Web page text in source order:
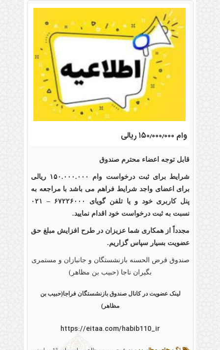
وام ۱۵۰٫۰۰۰٫۰۰۰ ریالی
قابل توجه اعضاء محترم صندوق
شرایط برای ثبت درخواست وام ۱۵۰.۰۰۰.۰۰۰ ریالی
برای اعضای واجد شرایط فراهم می باشد با مراجعه به
پنل کاربری خود و یا تلفن گویای ۶۷۲۲۶۰۰۰ – ۰۲۱
نسبت به ثبت درخواست خود اقدام نمایید.
مجدداً از همکاری شما عزیزان در طرح افزایش مبلغ حق
عضویت بسیار سپاس گزاریم.
صندوق قرض الحسنه بازنشستگان و جانبازان و مستمری
بگیران ناجا (حبیب بن مظاهر)
لینک عضویت در کانال صندوق بازنشستگان فراجا(حبیب بن
مظاهر)
https://eitaa.com/habib110_ir